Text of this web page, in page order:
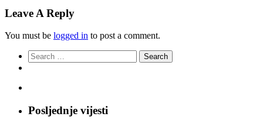
Leave A Reply
You must be logged in to post a comment.
Search
for:
Posljednje vijesti